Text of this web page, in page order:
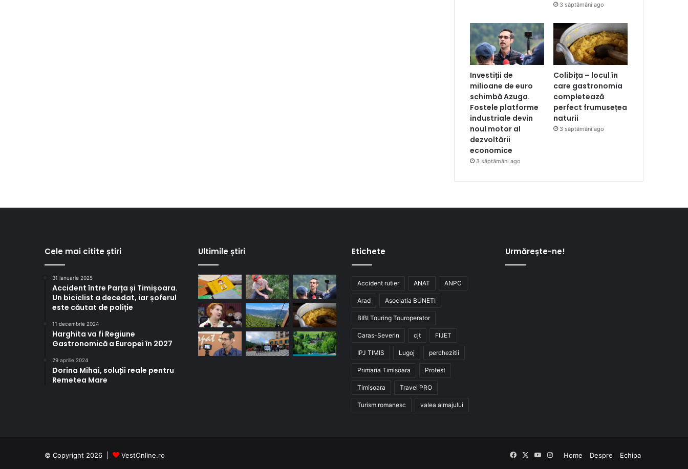
3 săptămâni ago
Investiții de
milioane de euro
schimbă Azuga.
Fostele platforme
industriale devin
noul motor al
dezvoltării
economice
3 săptămâni ago
Colibița – locul în
care gastronomia
completează
perfect frumusețea
naturii
3 săptămâni ago
Cele mai citite știri
31 ianuarie 2025
Accident între Parța și Timișoara.
Un biciclist a decedat, iar șoferul
este căutat de poliție
11 decembrie 2024
Harghita va fi Regiune
Gastronomică a Europei în 2027
29 aprilie 2024
Dorina Mihai, soluții reale pentru
Remetea Mare
Ultimile știri Etichete
Accident rutier ANAT ANPC
Arad Asociatia BUNETI
BIBI Touring Touroperator
Caras-Severin cjt FIJET
IPJ TIMIS Lugoj perchezitii
Primaria Timisoara Protest
Timisoara Travel PRO
Turism romanesc valea almajului
Urmărește-ne!
© Copyright 2026 | VestOnline.ro Home Despre Echipa
FacebookYouTube
Instagram